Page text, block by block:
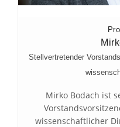
Stellvertretender
Mirko Bodach ist
wissenschaftlicher